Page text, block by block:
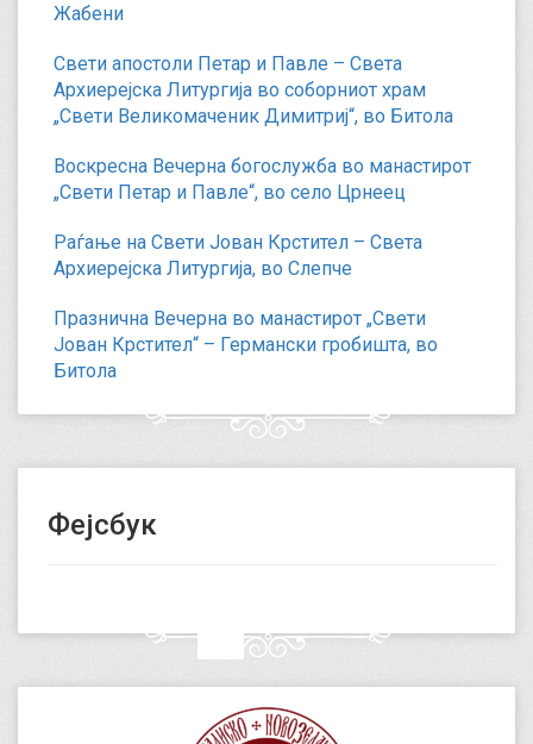
Жабени
Свети апостоли Петар и Павле – Света
Архиерејска Литургија во соборниот храм
„Свети Великомаченик Димитриј“, во Битола
Воскресна Вечерна богослужба во манастирот
„Свети Петар и Павле“, во село Црнеец
Раѓање на Свети Јован Крстител – Света
Архиерејска Литургија, во Слепче
Празнична Вечерна во манастирот „Свети
Јован Крстител“ – Германски гробишта, во
Битола
Фејсбук